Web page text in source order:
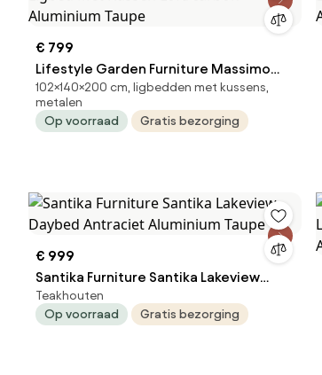
€ 799
Lifestyle Garden Furniture Massimo
Ligbed Met Kussen Loft/carbon
Aluminium Taupe
102×140×200 cm, ligbedden met kussens,
metalen
Op voorraad
Gratis bezorging
€ 999
Santika Furniture Santika Lakeview
Daybed Antraciet Aluminium Taupe
Teakhouten
Op voorraad
Gratis bezorging